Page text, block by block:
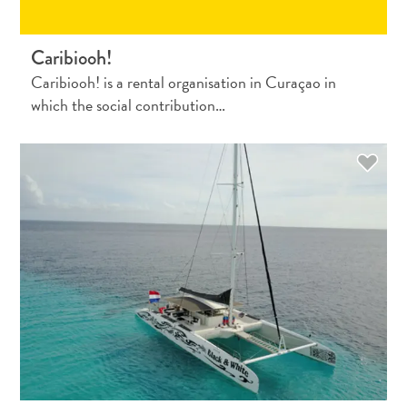
Caribiooh!
Caribiooh! is a rental organisation in Curaçao in
which the social contribution…